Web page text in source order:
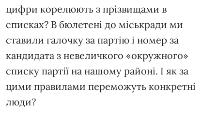
цифри корелюють з прізвищами в
списках? В бюлетені до міськради ми
ставили галочку за партію і номер за
кандидата з невеличкого «окружного»
списку партії на нашому районі. І як за
цими правилами переможуть конкретні
люди?